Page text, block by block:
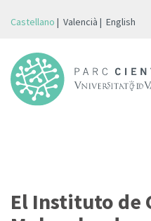
Castellano Valencià English
El Instituto de